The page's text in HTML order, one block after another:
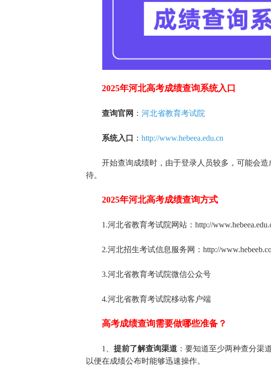
2025年河北高考成绩查询系统入口
查询官网 ： 河北省教育考试院
系统入口 ： http://www.hebeea.edu.cn
开始查询成绩时，由于登录人员较多，可能会造
待。
2025年河北高考成绩查询方式
1.河北省教育考试院网站：http://
2.河北招生考试信息服务网：http://
3.河北省教育考试院微信公众号
4.河北省教育考试院移动客户端
高考成绩查询需要做哪些准备？
1、 提前了解查询渠道 ：要知道至少两种查分渠
以便在成绩公布时能够迅速操作。